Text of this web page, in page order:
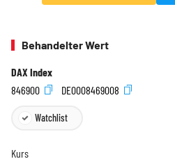
Behandelter Wert
DAX Index
846900
DE0008469008
Watchlist
Kurs